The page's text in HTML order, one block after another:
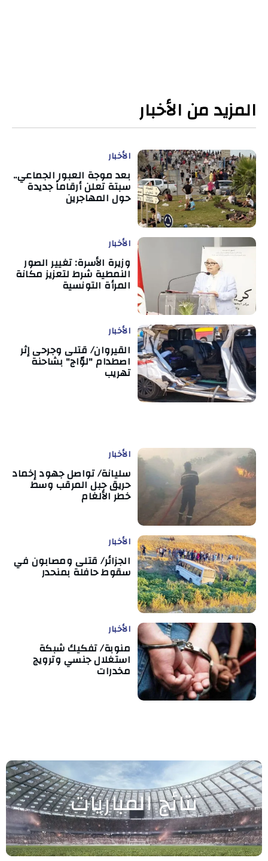
المزيد من الأخبار
الأخبار
بعد موجة العبور الجماعي..
سبتة تعلن أرقاماً جديدة
حول المهاجرين
الأخبار
وزيرة الأسرة: تغيير الصور
النمطية شرط لتعزيز مكانة
المرأة التونسية
الأخبار
القيروان/ قتلى وجرحى إثر
اصطدام "لوّاج" بشاحنة
تهريب
الأخبار
سليانة/ تواصل جهود إخماد
حريق جبل المرقب وسط
خطر الألغام
الأخبار
الجزائر/ قتلى ومصابون في
سقوط حافلة بمنحدر
الأخبار
منوبة/ تفكيك شبكة
استغلال جنسي وترويج
مخدرات
نتائج المباريات